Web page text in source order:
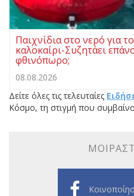
Παιχνίδια στο νερό για
καλοκαίρι-Συζητάει
φθινόπωρο;
08.08.2026
Δείτε όλες τις τελευταίες
Κόσμο, τη στιγμή που